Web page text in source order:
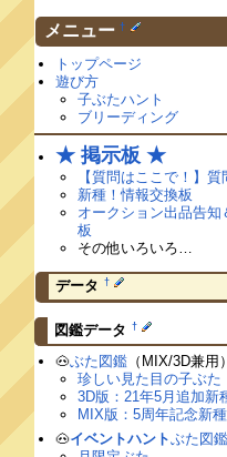
メニュー †
トップページ
遊び方
子ぶたハント
ブリーディング
★ 掲示板 ★
【質問はここで！】質
新種！情報交換板
オークション出品告知
板
その他いろいろ…
データ †
図鑑データ †
🐽ぶた図鑑 （MIX/3D兼用）
珍しい見た目の子ぶた
3D版：21年5月追加新
MIX版：5周年記念新種
🐽イベントハントぶた図鑑